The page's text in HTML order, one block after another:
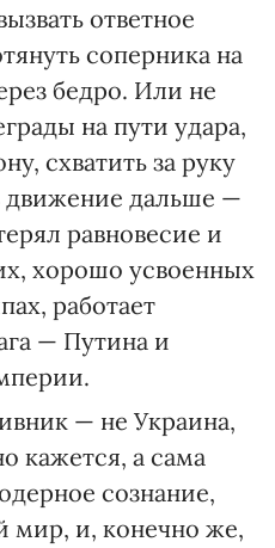
ответное
соперника на
бедро. Или не
на пути удара,
схватить за руку
движение дальше —
равновесие и
хорошо усвоенных
работает
— Путина и
— не Украина,
кажется, а сама
сознание,
мир, и, конечно же,